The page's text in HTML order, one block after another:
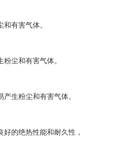
有害气体。
尘和有害气体。
生粉尘和有害气体。
的绝热性能和耐久性，